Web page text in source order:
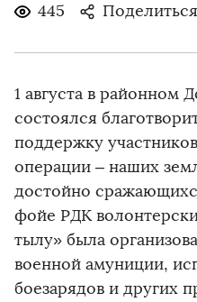
445 Поделиться
1 августа в районном
состоялся
поддержку
операции – наших
достойно
фойе РДК
тылу» была
военной амуниции,
боезарядов и других